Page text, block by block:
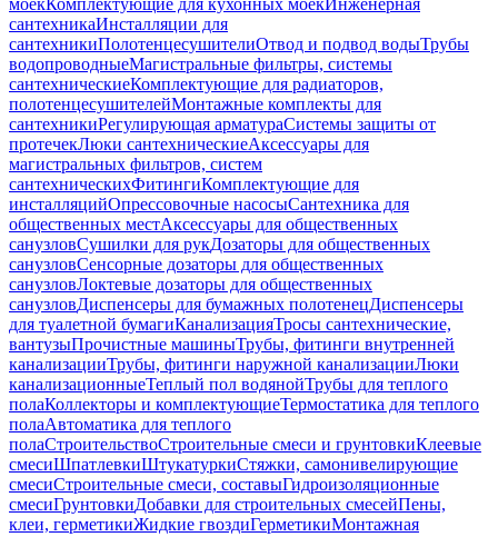
моекКомплектующие для кухонных моекИнженерная
сантехникаИнсталляции для
сантехникиПолотенцесушителиОтвод и подвод водыТрубы
водопроводныеМагистральные фильтры, системы
сантехническиеКомплектующие для радиаторов,
полотенцесушителейМонтажные комплекты для
сантехникиРегулирующая арматураСистемы защиты от
протечекЛюки сантехническиеАксессуары для
магистральных фильтров, систем
сантехническихФитингиКомплектующие для
инсталляцийОпрессовочные насосыСантехника для
общественных местАксессуары для общественных
санузловСушилки для рукДозаторы для общественных
санузловСенсорные дозаторы для общественных
санузловЛоктевые дозаторы для общественных
санузловДиспенсеры для бумажных полотенецДиспенсеры
для туалетной бумагиКанализацияТросы сантехнические,
вантузыПрочистные машиныТрубы, фитинги внутренней
канализацииТрубы, фитинги наружной канализацииЛюки
канализационныеТеплый пол водянойТрубы для теплого
полаКоллекторы и комплектующиеТермостатика для теплого
полаАвтоматика для теплого
полаСтроительствоСтроительные смеси и грунтовкиКлеевые
смесиШпатлевкиШтукатуркиСтяжки, самонивелирующие
смесиСтроительные смеси, составыГидроизоляционные
смесиГрунтовкиДобавки для строительных смесейПены,
клеи, герметикиЖидкие гвоздиГерметикиМонтажная